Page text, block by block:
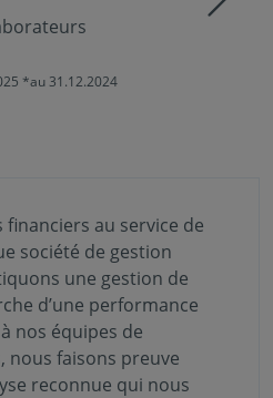
*au 31.12.2024
au service de
société de gestion
une gestion de
d’une performance
nos équipes de
nous faisons preuve
reconnue qui nous